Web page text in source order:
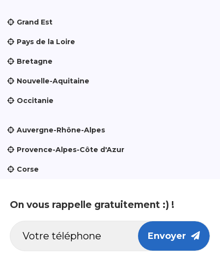
Grand Est
Pays de la Loire
Bretagne
Nouvelle-Aquitaine
Occitanie
Auvergne-Rhône-Alpes
Provence-Alpes-Côte d'Azur
Corse
On vous rappelle gratuitement :) !
Envoyer